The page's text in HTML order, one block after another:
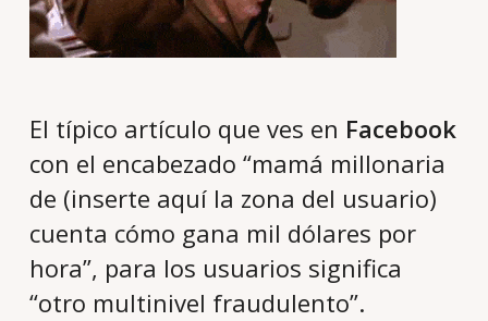
El típico artículo que ves en Facebook
con el encabezado “mamá millonaria
de (inserte aquí la zona del usuario)
cuenta cómo gana mil dólares por
hora”, para los usuarios significa
“otro multinivel fraudulento”.